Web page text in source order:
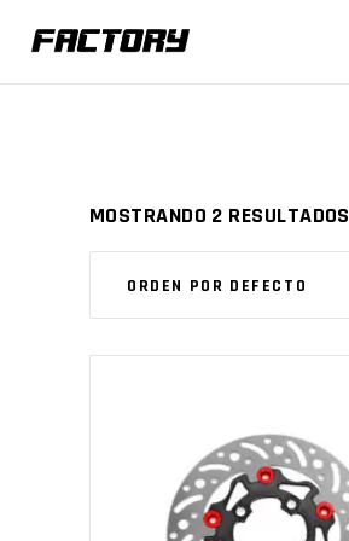
MOSTRANDO 2 RESULTADOS
ORDEN POR DEFECTO
AÑADIR AL CARRITO